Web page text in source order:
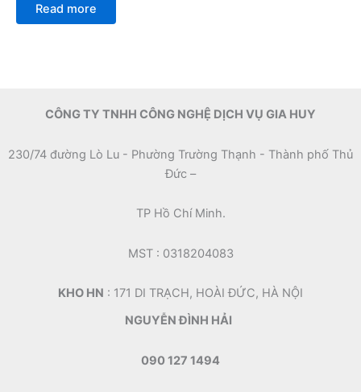
of
Read more
CÔNG TY TNHH CÔNG NGHỆ DỊCH VỤ GIA HUY
230/74 đường Lò Lu - Phường Trường Thạnh - Thành phố Thủ
Đức –
TP Hồ Chí Minh.
MST : 0318204083
KHO HN : 171 DI TRẠCH, HOÀI ĐỨC, HÀ NỘI
NGUYỄN ĐÌNH HẢI
090 127 1494